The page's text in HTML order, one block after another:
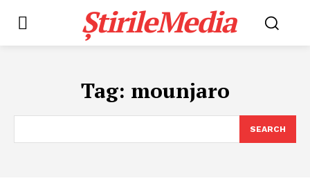
ȘtirileMedia
Tag: mounjaro
SEARCH